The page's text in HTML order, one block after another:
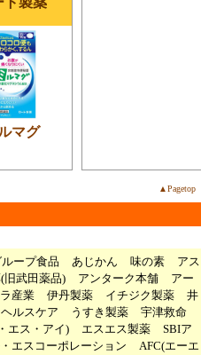
マグ
▲Pagetop
ープ食品 あじかん 味の素
アス
旧武田薬品) アンターク本舗
アー
産業 伊丹製薬 イチジク製薬
井
ルスケア うすき製薬
宇津救命
エス・アイ) エスエス製薬
SBIア
エスコーポレーション
AFC(エーエ